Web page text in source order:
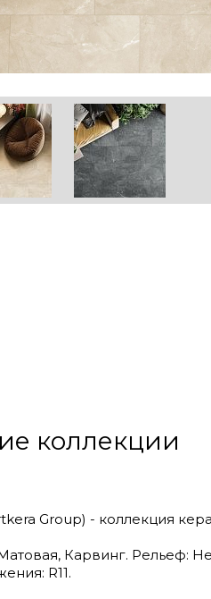
коллекции
Group) - коллекция
Карвинг. Рельеф:
R11.